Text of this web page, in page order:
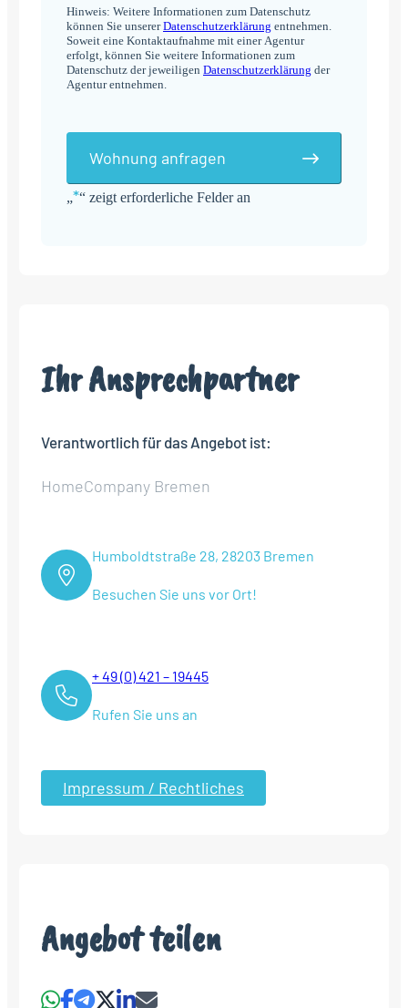
„*“ zeigt erforderliche Felder an
Hinweis: Weitere Informationen zum Datenschutz
können Sie unsererDatenschutzerklärung entnehmen.
Soweit eine Kontaktaufnahme mit einer Agentur
erfolgt, können Sie weitere Informationen zum
Datenschutz der jeweiligen Datenschutzerklärung der
Agentur entnehmen.
Wohnung anfragen
Ihr Ansprechpartner
Verantwortlich für das Angebot ist:
HomeCompany Bremen
Humboldtstraße 28, 28203 Bremen
Besuchen Sie uns vor Ort!
+ 49 (0) 421 – 19445
Rufen Sie uns an
Impressum / Rechtliches
Angebot teilen